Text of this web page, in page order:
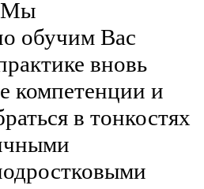
Мы
обучим Вас
вновь
компетенции и
в тонкостях